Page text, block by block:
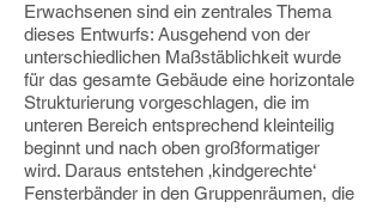
Erwachsenen sind ein zentrales Thema
dieses Entwurfs: Ausgehend von der
unterschiedlichen Maßstäblichkeit wurde
für das gesamte Gebäude eine horizontale
Strukturierung vorgeschlagen, die im
unteren Bereich entsprechend kleinteilig
beginnt und nach oben großformatiger
wird. Daraus entstehen ‚kindgerechte‘
Fensterbänder in den Gruppenräumen, die